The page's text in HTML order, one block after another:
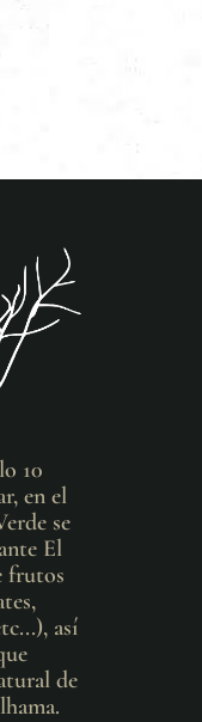
10
en el
se
El
frutos
así
de